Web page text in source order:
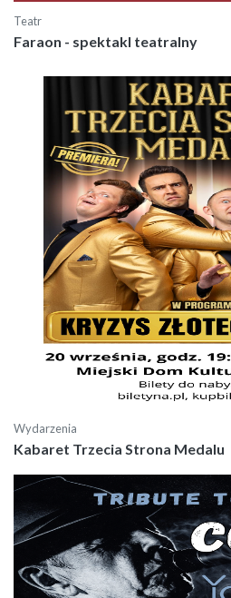
Teatr
Faraon - spektakl teatralny
Wydarzenia
Kabaret Trzecia Strona Medalu